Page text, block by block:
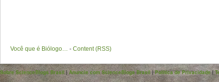
Você que é Biólogo… - Content (RSS)
Sobre ScienceBlogs Brasil|Anuncie com ScienceBlogs Brasil|Política de Privacidade|